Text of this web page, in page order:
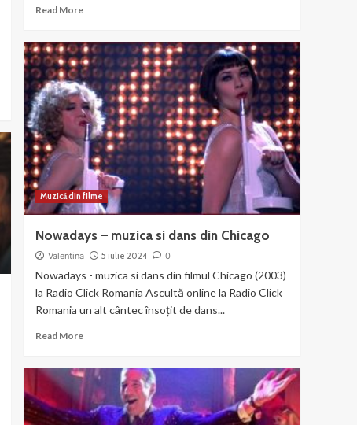
Read MoreRead
Liza
Minnelli
si
Joel
Gray
–
Money
Muzică din filme
Nowadays – muzica si dans din Chicago
Valentina 5 iulie 2024 0
Nowadays - muzica si dans din filmul Chicago (2003)
la Radio Click Romania Ascultă online la Radio Click
Romania un alt cântec însoțit de dans...
Read MoreRead
Nowadays
muzica